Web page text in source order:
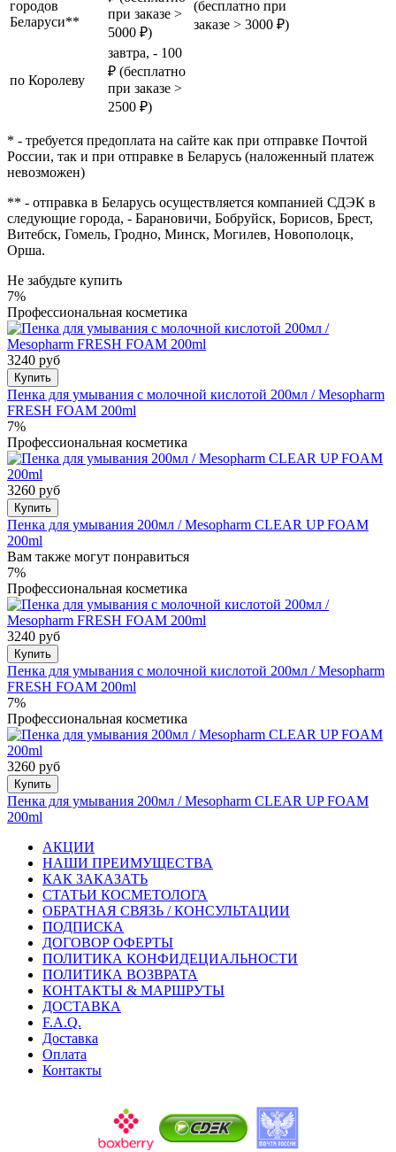
городов
Беларуси**
при заказе >
5000 ₽)
(бесплатно при
заказе > 3000 ₽)
по Королеву
завтра, - 100
₽ (бесплатно
при заказе >
2500 ₽)
* - требуется предоплата на сайте как при отправке Почтой
России, так и при отправке в Беларусь (наложенный платеж
невозможен)
** - отправка в Беларусь осуществляется компанией СДЭК в
следующие города, - Барановичи, Бобруйск, Борисов, Брест,
Витебск, Гомель, Гродно, Минск, Могилев, Новополоцк,
Орша.
Не забудьте купить
7%
Профессиональная косметика
3240 руб
Купить
Пенка для умывания с молочной кислотой 200мл / Mesopharm
FRESH FOAM 200ml
7%
Профессиональная косметика
3260 руб
Купить
Пенка для умывания 200мл / Mesopharm CLEAR UP FOAM
200ml
Вам также могут понравиться
7%
Профессиональная косметика
3240 руб
Купить
Пенка для умывания с молочной кислотой 200мл / Mesopharm
FRESH FOAM 200ml
7%
Профессиональная косметика
3260 руб
Купить
Пенка для умывания 200мл / Mesopharm CLEAR UP FOAM
200ml
АКЦИИ
НАШИ ПРЕИМУЩЕСТВА
КАК ЗАКАЗАТЬ
СТАТЬИ КОСМЕТОЛОГА
ОБРАТНАЯ СВЯЗЬ / КОНСУЛЬТАЦИИ
ПОДПИСКА
ДОГОВОР ОФЕРТЫ
ПОЛИТИКА КОНФИДЕЦИАЛЬНОСТИ
ПОЛИТИКА ВОЗВРАТА
КОНТАКТЫ & МАРШРУТЫ
ДОСТАВКА
F.A.Q.
Доставка
Оплата
Контакты